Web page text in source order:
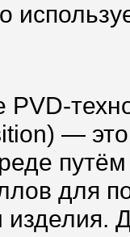
PVD-
—
для
изделия.